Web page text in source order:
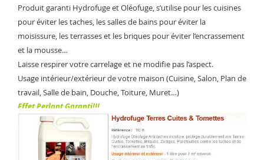
Produit garanti Hydrofuge et Oléofuge, s’utilise pour les cuisines
pour éviter les taches, les salles de bains pour éviter la
moisissure, les terrasses et les briques pour éviter l’encrassement
et la mousse…
Laisse respirer votre carrelage et ne modifie pas l’aspect.
Usage intérieur/extérieur de votre maison (Cuisine, Salon, Plan de
travail, Salle de bain, Douche, Toiture, Muret…)
Effet Perlant Garanti!!!